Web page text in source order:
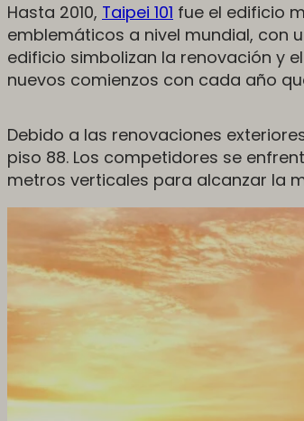
Hasta 2010, Taipei 101 fue el edificio
emblemáticos a nivel mundial, con
edificio simbolizan la renovación y
nuevos comienzos con cada año
Debido a las renovaciones
piso 88. Los competidores se
metros verticales para alcanzar la